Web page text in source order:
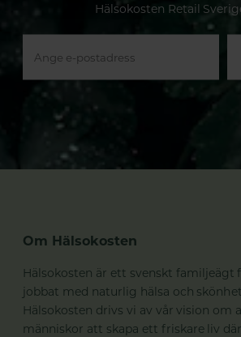
Hälsokosten Retail
Om Hälsokosten
Hälsokosten är ett svenskt familjeägt
jobbat med naturlig hälsa och skönhet
Hälsokosten drivs vi av vår vision om
människor att skapa ett friskare liv